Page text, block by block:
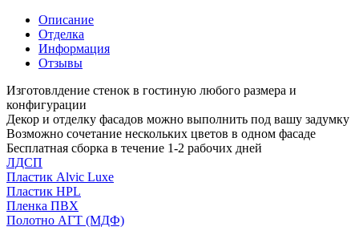
Описание
Отделка
Информация
Отзывы
Изготовлдение стенок в гостиную любого размера и
конфигурации
Декор и отделку фасадов можно выполнить под вашу задумку
Возможно сочетание нескольких цветов в одном фасаде
Бесплатная сборка в течение 1-2 рабочих дней
ЛДСП
Пластик Alvic Luxe
Пластик HPL
Пленка ПВХ
Полотно АГТ (МДФ)